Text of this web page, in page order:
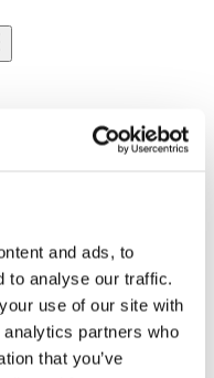
and ads, to
to analyse our traffic.
use of our site with
partners who
that you’ve
oblé schody průměr 50
vaše lino kolor a schodové
Schody jsou kamenné,